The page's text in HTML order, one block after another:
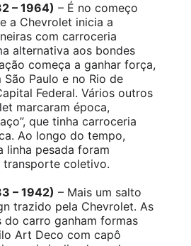
– 1964) – É no começo
a Chevrolet inicia a
com carroceria
alternativa aos bondes
começa a ganhar força,
Paulo e no Rio de
Federal. Vários outros
marcaram época,
que tinha carroceria
Ao longo do tempo,
linha pesada foram
coletivo.
– 1942) – Mais um salto
trazido pela Chevrolet. As
do carro ganham formas
Art Deco com capô